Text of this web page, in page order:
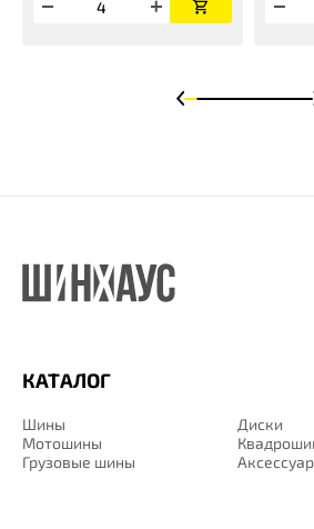
КАТАЛОГ
Шины
Диски
Мотошины
Грузовые шины